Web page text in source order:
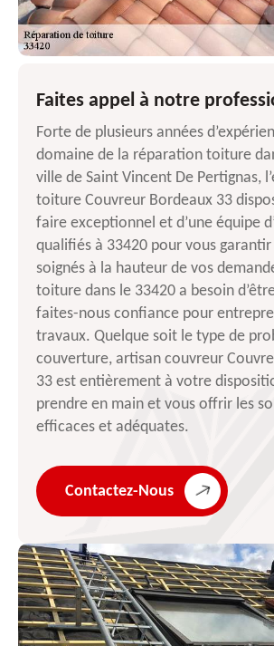
Faites appel à notre
Forte de plusieurs années
domaine de la réparation toiture
ville de Saint Vincent De Pertignas,
toiture Couvreur Bordeaux 33
faire exceptionnel et d’une équipe
qualifiés à 33420 pour vous
soignés à la hauteur de vos
toiture dans le 33420 a besoin
faites-nous confiance pour
travaux. Quelque soit le type de
couverture, artisan couvreur
33 est entièrement à votre
prendre en main et vous offrir les
efficaces et adéquates.
Contactez-Nous